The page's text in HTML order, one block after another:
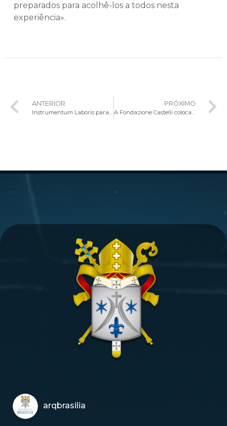
preparados para acolhê-los a todos nesta
experiência».
ANTERIOR PRÓXIMO
arqbrasilia